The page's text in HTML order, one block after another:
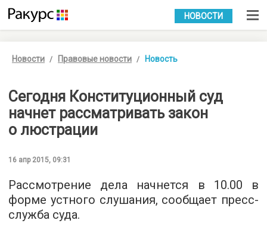
УКР РУС
НОВОСТИ
Новости Правовые новости Новость
Сегодня Конституционный суд
начнет рассматривать закон
о люстрации
16 апр 2015, 09:31
Рассмотрение дела начнется в 10.00 в
форме устного слушания, сообщает пресс-
служба суда.